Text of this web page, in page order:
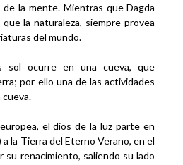
la mente. Mientras que Dagda
la naturaleza, siempre provea
del mundo.
sol ocurre en una cueva, que
por ello una de las actividades
el dios de la luz parte en
la Tierra del Eterno Verano, en el
su renacimiento, saliendo su lado